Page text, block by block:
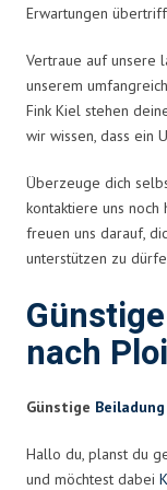
Erwartungen
Vertraue auf unsere
unserem
Fink Kiel stehen
wir wissen, dass ein
Überzeuge dich
kontaktiere uns
freuen uns darauf,
unterstützen zu
nach
Günstige Beiladung
Hallo du, planst du
und möchtest dabei